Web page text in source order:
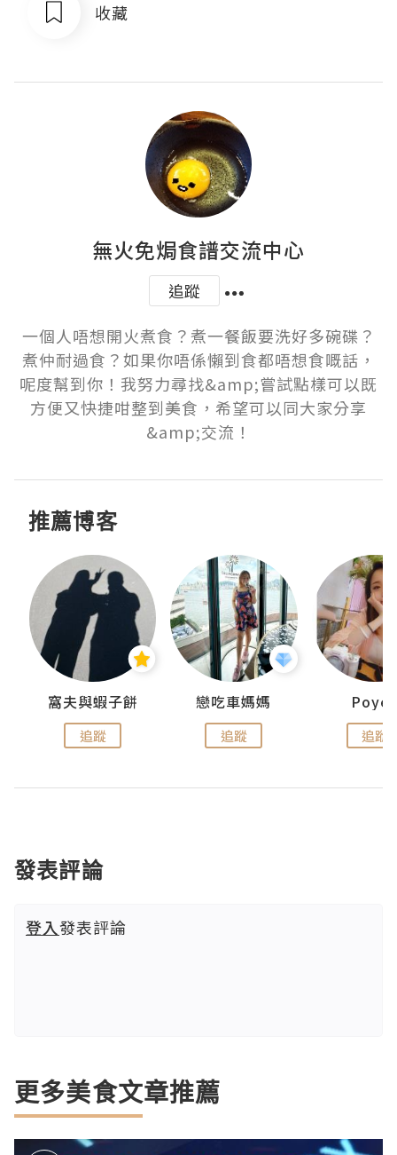
收藏
無火免焗食譜交流中心
追蹤
一個人唔想開火煮食？煮一餐飯要洗好多碗碟？
煮仲耐過食？如果你唔係懶到食都唔想食嘅話，
呢度幫到你！我努力尋找&amp;嘗試點樣可以既
方便又快捷咁整到美食，希望可以同大家分享
&amp;交流！
推薦博客
窩夫與蝦子餅
追蹤
戀吃車媽媽
追蹤 追蹤
發表評論
登入發表評論
更多美食文章推薦